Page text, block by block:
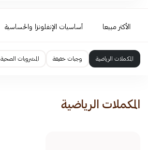
الأكثر مبيعا أساسيات الإنفلونزا والحساسية
المكملات الرياضية وجبات خفيفة المشروبات الصحية
المكملات الرياضية